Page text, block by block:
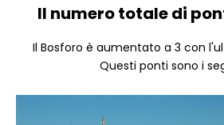
Il numero totale di
Il Bosforo è aumentato a 3 con
Questi ponti sono i